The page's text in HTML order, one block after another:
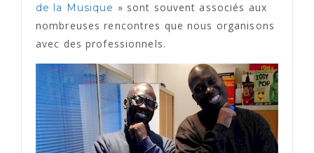
de la Musique » sont souvent associés aux
nombreuses rencontres que nous organisons
avec des professionnels.